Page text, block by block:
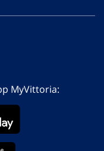
MyVittoria: